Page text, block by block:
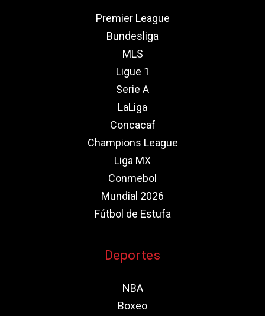
Premier League
Bundesliga
MLS
Ligue 1
Serie A
LaLiga
Concacaf
Champions League
Liga MX
Conmebol
Mundial 2026
Fútbol de Estufa
Deportes
NBA
Boxeo